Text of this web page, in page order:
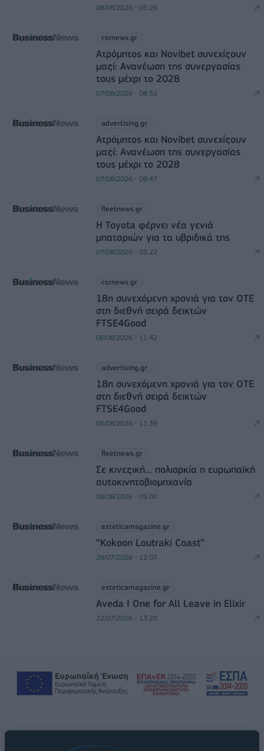
08/08/2026 - 05:28
csrnews.gr
Ατρόμητος και Novibet συνεχίζουν
μαζί: Ανανέωση της συνεργασίας
τους μέχρι το 2028
07/08/2026 - 08:52
advertising.gr
Ατρόμητος και Novibet συνεχίζουν
μαζί: Ανανέωση της συνεργασίας
τους μέχρι το 2028
07/08/2026 - 08:47
fleetnews.gr
Η Toyota φέρνει νέα γενιά
μπαταριών για τα υβριδικά της
07/08/2026 - 05:22
csrnews.gr
18η συνεχόμενη χρονιά για τον ΟΤΕ
στη διεθνή σειρά δεικτών
FTSE4Good
06/08/2026 - 11:42
advertising.gr
18η συνεχόμενη χρονιά για τον ΟΤΕ
στη διεθνή σειρά δεικτών
FTSE4Good
06/08/2026 - 11:39
fleetnews.gr
Σε κινεζική… πολιορκία η ευρωπαϊκή
αυτοκινητοβιομηχανία
06/08/2026 - 05:00
esteticamagazine.gr
“Kokoon Loutraki Coast”
28/07/2026 - 12:07
esteticamagazine.gr
Aveda I One for All Leave in Elixir
22/07/2026 - 13:20